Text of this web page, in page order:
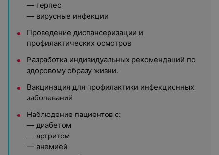
— герпес
— вирусные инфекции
Проведение диспансеризации и
профилактических осмотров
Разработка индивидуальных рекомендаций по
здоровому образу жизни.
Вакцинация для профилактики инфекционных
заболеваний
Наблюдение пациентов с:
— диабетом
— артритом
— анемией